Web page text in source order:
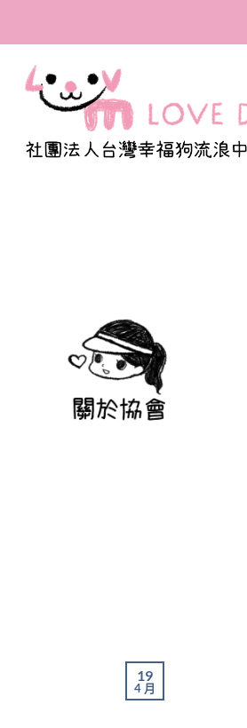
全台首
福的溫
19
4 月